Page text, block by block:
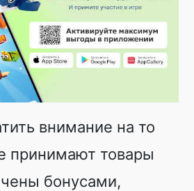
внимание на то
принимают товары
бонусами,